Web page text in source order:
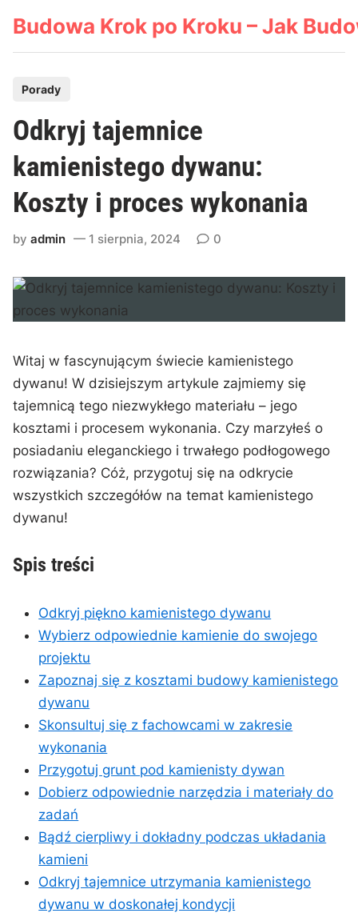
Budowa Krok po Kroku – Jak
s
t
e
d
n
Porady
Odkryj tajemnice
kamienistego dywanu:
Koszty i proces wykonania
byadmin 1 sierpnia, 2024 0
Witaj w fascynującym⁢ świecie⁤ kamienistego
dywanu! W dzisiejszym artykule zajmiemy się
tajemnicą tego niezwykłego materiału – jego
kosztami ‍i ​procesem wykonania. Czy⁤ marzyłeś⁤ o
posiadaniu eleganckiego i trwałego podłogowego
‍rozwiązania? Cóż, przygotuj się na odkrycie
⁢wszystkich⁤ szczegółów na temat ⁣kamienistego
dywanu!
Spis treści
Odkryj piękno kamienistego dywanu
Wybierz odpowiednie kamienie ​do swojego
‍projektu
Zapoznaj się z kosztami budowy kamienistego
dywanu
Skonsultuj się z fachowcami w⁢ zakresie
wykonania
Przygotuj grunt pod kamienisty dywan
Dobierz odpowiednie narzędzia i materiały do
zadań
Bądź cierpliwy i dokładny podczas układania
kamieni
Odkryj tajemnice ​utrzymania kamienistego
dywanu w doskonałej‍ kondycji